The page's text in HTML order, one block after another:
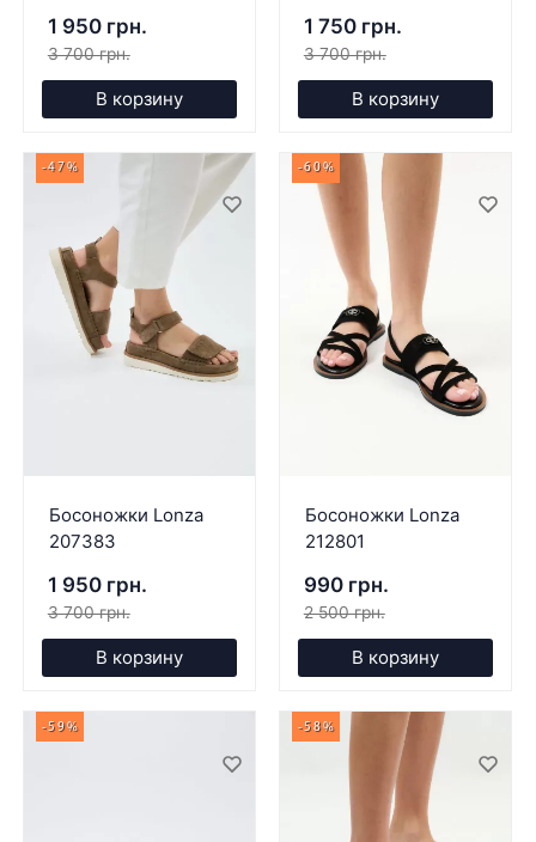
1 950 грн.
3 700 грн.
В корзину
1 750 грн.
3 700 грн.
В корзину
-47%
Босоножки Lonza
207383
1 950 грн.
3 700 грн.
В корзину
-60%
Босоножки Lonza
212801
990 грн.
2 500 грн.
В корзину
-59% -58%